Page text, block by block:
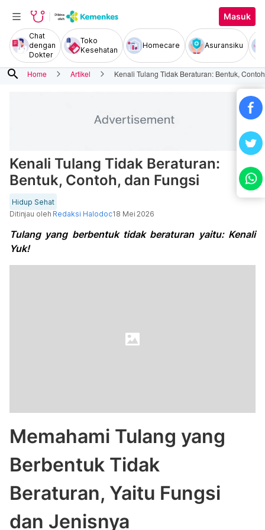
Masuk
Chat
dengan
Dokter
Toko
Kesehatan
Homecare Asuransiku
search Home Artikel Kenali Tulang Tidak Beraturan: Bentuk,
Kenali Tulang Tidak Beraturan:
Bentuk, Contoh, dan Fungsi
Hidup Sehat
Ditinjau oleh Redaksi Halodoc18 Mei 2026
Tulang yang berbentuk tidak beraturan yaitu: Kenali
Yuk!
Memahami Tulang yang
Berbentuk Tidak
Beraturan, Yaitu Fungsi
dan Jenisnya